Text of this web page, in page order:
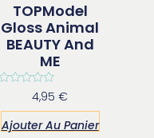
TOPModel
Gloss Animal
BEAUTY And
ME
sur
5
4,95€
Ajouter Au Panier